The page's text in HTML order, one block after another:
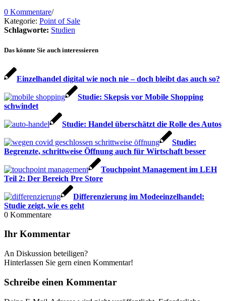
0 Kommentare/
Kategorie: Point of Sale
Schlagworte: Studien
Das könnte Sie auch interessieren
Einzelhandel digital wie noch nie – doch bleibt das auch so?
Studie: Skepsis vor Mobile Shopping
schwindet
Studie: Handel überschätzt die Rolle des Autos
Studie:
Begrenzte, schrittweise Öffnung auch für Wirtschaft besser
Touchpoint Management im LEH
Teil 2: Der Bereich Pre Store
Differenzierung im Modeeinzelhandel:
Studie zeigt, wie es geht
0 Kommentare
Ihr Kommentar
An Diskussion beteiligen?
Hinterlassen Sie gern einen Kommentar!
Schreibe einen Kommentar